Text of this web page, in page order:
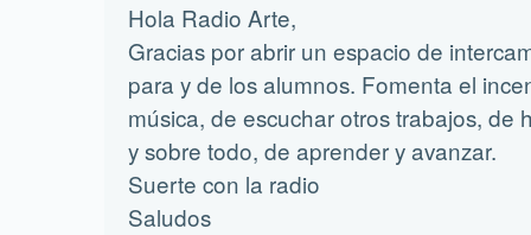
Hola Radio Arte,
Gracias por abrir un espacio de
para y de los alumnos. Fomenta el
música, de escuchar otros trabajos, de
y sobre todo, de aprender y avanzar.
Suerte con la radio
Saludos